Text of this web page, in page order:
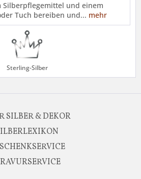
Silberpflegemittel und einem
Tuch bereiben und... mehr
Sterling-Silber
SILBER & DEKOR